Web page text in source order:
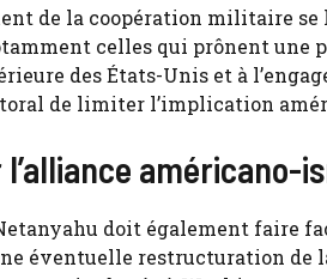
de la coopération militaire
celles qui prônent une
des États-Unis et à
de limiter l’implication
américano-
doit également faire
éventuelle restructuration de